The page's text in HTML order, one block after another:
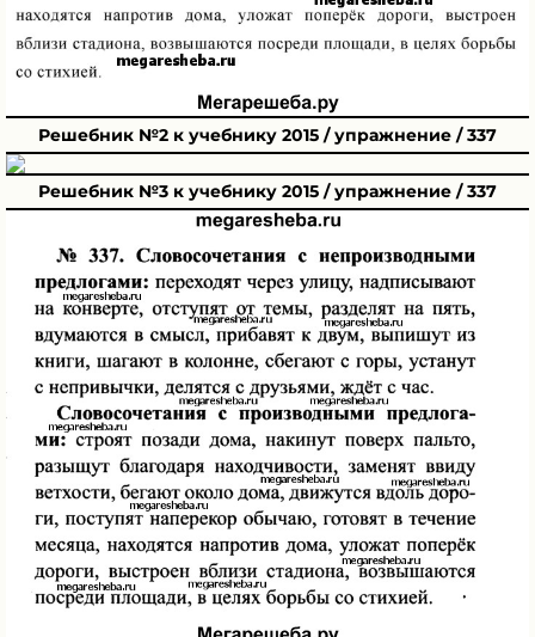
Решебник №2 к учебнику 2015 / упражнение / 337
Решебник №3 к учебнику 2015 / упражнение / 337